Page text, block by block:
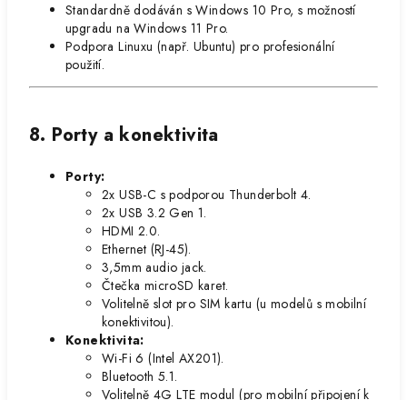
Standardně dodáván s Windows 10 Pro, s možností
upgradu na Windows 11 Pro.
Podpora Linuxu (např. Ubuntu) pro profesionální
použití.
8. Porty a konektivita
Porty:
2x USB-C s podporou Thunderbolt 4.
2x USB 3.2 Gen 1.
HDMI 2.0.
Ethernet (RJ-45).
3,5mm audio jack.
Čtečka microSD karet.
Volitelně slot pro SIM kartu (u modelů s mobilní
konektivitou).
Konektivita:
Wi-Fi 6 (Intel AX201).
Bluetooth 5.1.
Volitelně 4G LTE modul (pro mobilní připojení k